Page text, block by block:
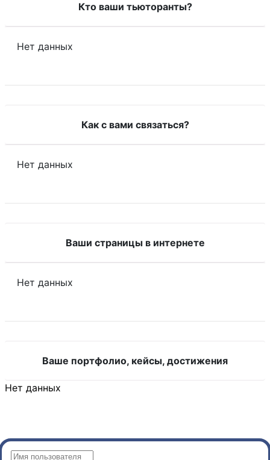
Кто ваши тьюторанты?
Нет данных
Как с вами связаться?
Нет данных
Ваши страницы в интернете
Нет данных
Ваше портфолио, кейсы, достижения
Нет данных